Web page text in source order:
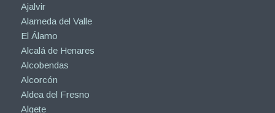
Ajalvir
Alameda del Valle
El Álamo
Alcalá de Henares
Alcobendas
Alcorcón
Aldea del Fresno
Algete